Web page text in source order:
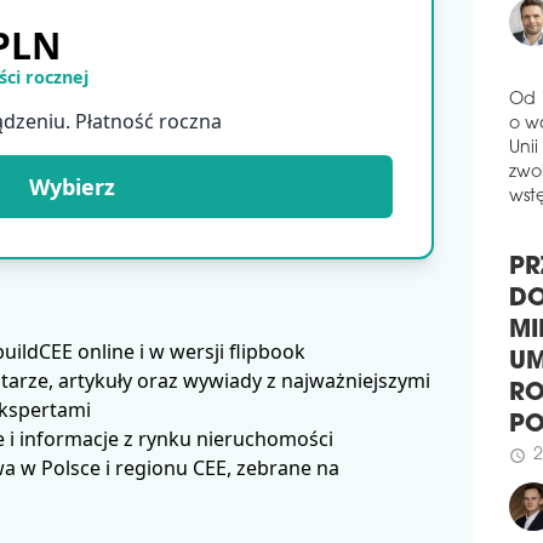
rocznej
Płatność roczna
Wybierz
online i w wersji flipbook
artykuły oraz wywiady z najważniejszymi
i informacje z rynku nieruchomości
w Polsce i regionu CEE, zebrane na
schedule
DO
Od
o
schedule